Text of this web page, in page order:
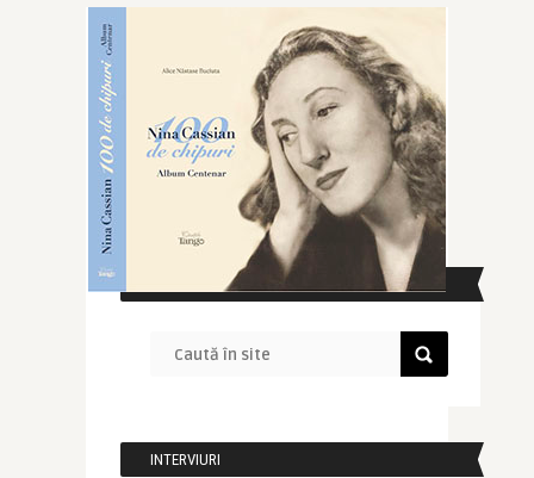
CAUTĂ ÎN SITE
INTERVIURI